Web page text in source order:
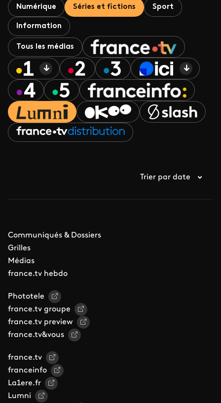
Numérique Séries et fictions Sport
Information
Tous les médias
Trier par date
Communiqués & Dossiers
Grilles
Médias
france.tv hebdo
Phototele
france.tv groupe
france.tv preview
france.tv&vous
france.tv
franceinfo
La1ere.fr
Lumni